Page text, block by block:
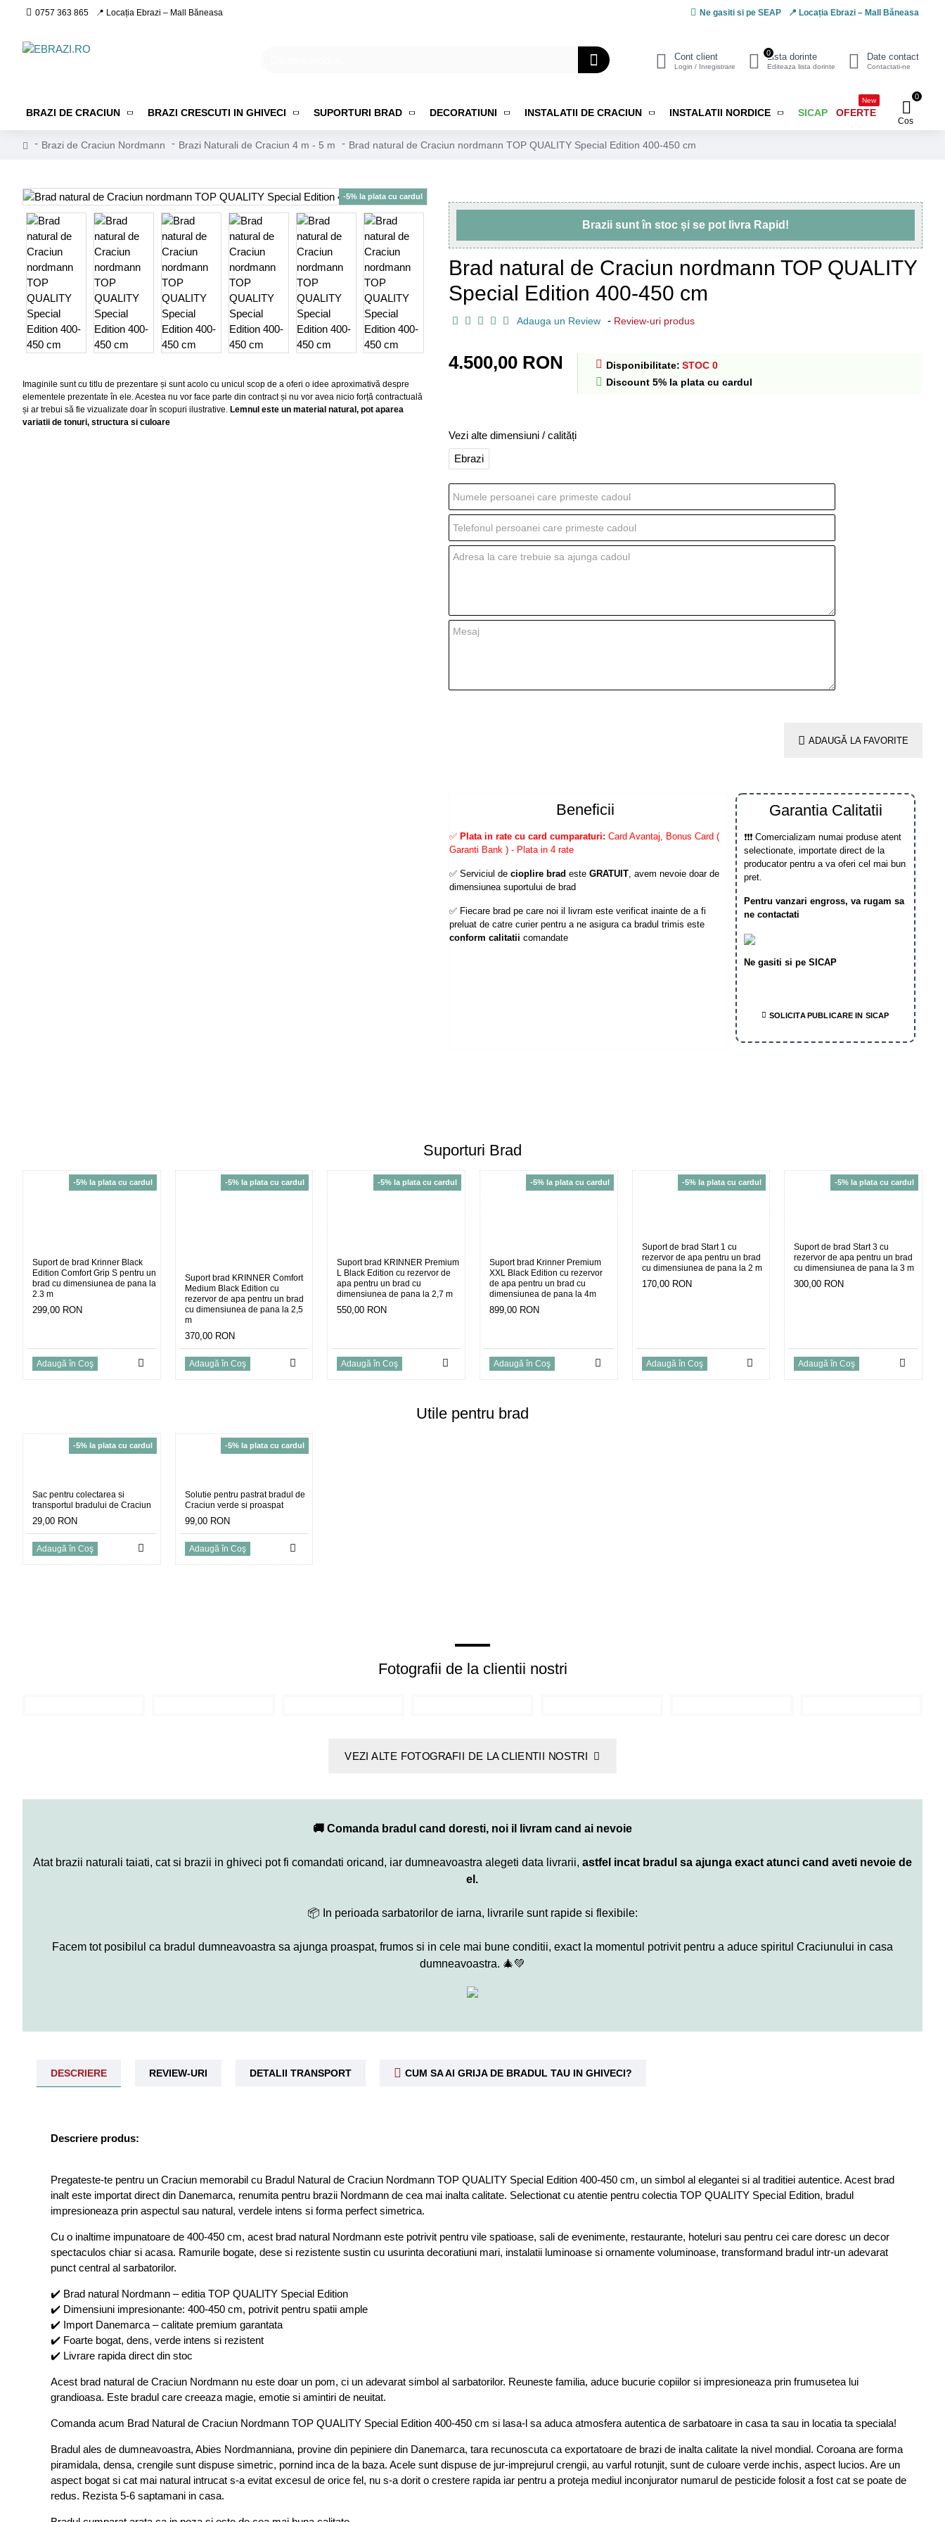
0757 363 865 📍 Locația Ebrazi – Mall Băneasa Ne gasiti si pe SEAP 📍 Locația Ebrazi – Mall Băneasa
Cont client
Login / Inregistrare
Lista dorinte
Editeaza lista dorinte
0 Date contact
Contactati-ne
BRAZI DE CRACIUN BRAZI CRESCUTI IN GHIVECI SUPORTURI BRAD DECORATIUNI INSTALATII DE CRACIUN INSTALATII NORDICE SICAP OFERTE
New
Cos
0
Brazi de Craciun Nordmann Brazi Naturali de Craciun 4 m - 5 m Brad natural de Craciun nordmann TOP QUALITY Special Edition 400-450 cm
-5% la plata cu cardul
Imaginile sunt cu titlu de prezentare și sunt acolo cu unicul scop de a oferi o idee aproximativă despre
elementele prezentate în ele. Acestea nu vor face parte din contract și nu vor avea nicio forță contractuală
și ar trebui să fie vizualizate doar în scopuri ilustrative. Lemnul este un material natural, pot aparea
variatii de tonuri, structura si culoare
Brad natural de Craciun nordmann TOP QUALITY
Special Edition 400-450 cm
Brazii suntîn stocși se pot livra Rapid!
Adauga un Review - Review-uri produs
4.500,00 RON Disponibilitate: STOC 0
Discount 5% la plata cu cardul
Vezi alte dimensiuni / calități
Ebrazi
ADAUGĂ LA FAVORITE
Beneficii
✅ Plata in rate cu card cumparaturi: Card Avantaj, Bonus Card (
Garanti Bank ) - Plata in 4 rate
✅ Serviciul de cioplire brad este GRATUIT, avem nevoie doar de
dimensiunea suportului de brad
✅ Fiecare brad pe care noi il livram este verificat inainte de a fi
preluat de catre curier pentru a ne asigura ca bradul trimis este
conform calitatii comandate
Garantia Calitatii
❗❗❗ Comercializam numai produse atent
selectionate, importate direct de la
producator pentru a va oferi cel mai bun
pret.
Pentru vanzari engross, va rugam sa
ne contactati
Ne gasiti si pe SICAP
SOLICITA PUBLICARE IN SICAP
DESCRIERE REVIEW-URI DETALII TRANSPORT CUM SA AI GRIJA DE BRADUL TAU IN GHIVECI?
Descriere produs:
Pregateste-te pentru un Craciun memorabil cu Bradul Natural de Craciun Nordmann TOP QUALITY Special Edition 400-450 cm, un simbol al elegantei si al traditiei autentice. Acest brad
inalt este importat direct din Danemarca, renumita pentru brazii Nordmann de cea mai inalta calitate. Selectionat cu atentie pentru colectia TOP QUALITY Special Edition, bradul
impresioneaza prin aspectul sau natural, verdele intens si forma perfect simetrica.
Cu o inaltime impunatoare de 400-450 cm, acest brad natural Nordmann este potrivit pentru vile spatioase, sali de evenimente, restaurante, hoteluri sau pentru cei care doresc un decor
spectaculos chiar si acasa. Ramurile bogate, dese si rezistente sustin cu usurinta decoratiuni mari, instalatii luminoase si ornamente voluminoase, transformand bradul intr-un adevarat
punct central al sarbatorilor.
✔️ Brad natural Nordmann – editia TOP QUALITY Special Edition
✔️ Dimensiuni impresionante: 400-450 cm, potrivit pentru spatii ample
✔️ Import Danemarca – calitate premium garantata
✔️ Foarte bogat, dens, verde intens si rezistent
✔️ Livrare rapida direct din stoc
Acest brad natural de Craciun Nordmann nu este doar un pom, ci un adevarat simbol al sarbatorilor. Reuneste familia, aduce bucurie copiilor si impresioneaza prin frumusetea lui
grandioasa. Este bradul care creeaza magie, emotie si amintiri de neuitat.
Comanda acum Brad Natural de Craciun Nordmann TOP QUALITY Special Edition 400-450 cm si lasa-l sa aduca atmosfera autentica de sarbatoare in casa ta sau in locatia ta speciala!
Bradul ales de dumneavoastra, Abies Nordmanniana, provine din pepiniere din Danemarca, tara recunoscuta ca exportatoare de brazi de inalta calitate la nivel mondial. Coroana are forma
piramidala, densa, crengile sunt dispuse simetric, pornind inca de la baza. Acele sunt dispuse de jur-imprejurul crengii, au varful rotunjit, sunt de culoare verde inchis, aspect lucios. Are un
aspect bogat si cat mai natural intrucat s-a evitat excesul de orice fel, nu s-a dorit o crestere rapida iar pentru a proteja mediul inconjurator numarul de pesticide folosit a fost cat se poate de
redus. Rezista 5-6 saptamani in casa.
Suporturi Brad
-5% la plata cu cardul
Suport de brad Krinner Black
Edition Comfort Grip S pentru un
brad cu dimensiunea de pana la
2.3 m
299,00 RON
Adaugă în Coş
-5% la plata cu cardul
Suport brad KRINNER Comfort
Medium Black Edition cu
rezervor de apa pentru un brad
cu dimensiunea de pana la 2,5
m
370,00 RON
Adaugă în Coş
-5% la plata cu cardul
Suport brad KRINNER Premium
L Black Edition cu rezervor de
apa pentru un brad cu
dimensiunea de pana la 2,7 m
550,00 RON
Adaugă în Coş
-5% la plata cu cardul
Suport brad Krinner Premium
XXL Black Edition cu rezervor
de apa pentru un brad cu
dimensiunea de pana la 4m
899,00 RON
Adaugă în Coş
-5% la plata cu cardul
Suport de brad Start 1 cu
rezervor de apa pentru un brad
cu dimensiunea de pana la 2 m
170,00 RON
Adaugă în Coş
-5% la plata cu cardul
Suport de brad Start 3 cu
rezervor de apa pentru un brad
cu dimensiunea de pana la 3 m
300,00 RON
Adaugă în Coş
Utile pentru brad
-5% la plata cu cardul
Sac pentru colectarea si
transportul bradului de Craciun
29,00 RON
Adaugă în Coş
-5% la plata cu cardul
Solutie pentru pastrat bradul de
Craciun verde si proaspat
99,00 RON
Adaugă în Coş
Fotografii de la clientii nostri
VEZI ALTE FOTOGRAFII DE LA CLIENTII NOSTRI
🚚 Comanda bradul cand doresti, noi il livram cand ai nevoie
Atat brazii naturali taiati, cat si brazii in ghiveci pot fi comandati oricand, iar dumneavoastra alegeti data livrarii, astfel incat bradul sa ajunga exact atunci cand aveti nevoie de
el.
📦 In perioada sarbatorilor de iarna, livrarile sunt rapide si flexibile:
Facem tot posibilul ca bradul dumneavoastra sa ajunga proaspat, frumos si in cele mai bune conditii, exact la momentul potrivit pentru a aduce spiritul Craciunului in casa
dumneavoastra. 🎄💚